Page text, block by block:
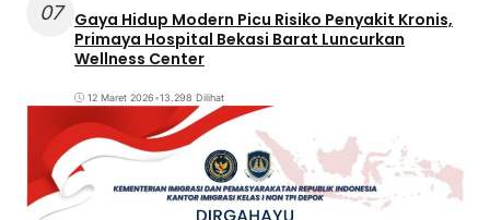
07
Gaya Hidup Modern Picu Risiko Penyakit Kronis,
Primaya Hospital Bekasi Barat Luncurkan
Wellness Center
12 Maret 2026•13.298 Dilihat